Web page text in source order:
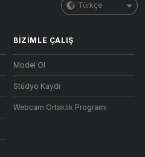
Türkçe
BIZIMLE ÇALIŞ
Model Ol
Stüdyo Kaydı
Webcam Ortaklık Programı